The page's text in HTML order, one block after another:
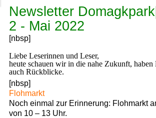
Newsletter
2 - Mai 2022
[nbsp]
Liebe Leserinnen und Leser,
heute schauen wir in die nahe Zukunft, haben
auch Rückblicke.
[nbsp]
Flohmarkt
Noch einmal zur Erinnerung: Flohmarkt
von 10 – 13 Uhr.